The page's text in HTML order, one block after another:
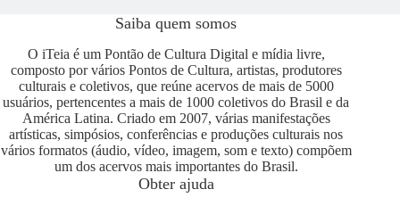
Saiba quem somos
O iTeia é um Pontão de Cultura Digital e mídia livre,
composto por vários Pontos de Cultura, artistas, produtores
culturais e coletivos, que reúne acervos de mais de 5000
usuários, pertencentes a mais de 1000 coletivos do Brasil e da
América Latina. Criado em 2007, várias manifestações
artísticas, simpósios, conferências e produções culturais nos
vários formatos (áudio, vídeo, imagem, som e texto) compõem
um dos acervos mais importantes do Brasil.
Obter ajuda